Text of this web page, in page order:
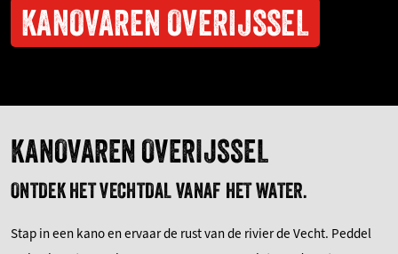
KANOVAREN OVERIJSSEL
KANOVAREN OVERIJSSEL
ONTDEK HET VECHTDAL VANAF HET WATER.
Stap in een kano en ervaar de rust van de rivier de Vecht. Peddel